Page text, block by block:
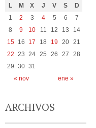
L M X J V S D
« nov ene »
1 2 3 4 5 6
7
8
9 10 11 12 13
14
15
16 17 18 19 20 21
22 23 24 25 26 27
28
29 30 31
ARCHIVOS